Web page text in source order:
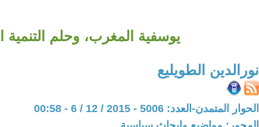
يوسفية المغرب، وحلم التنمية
نورالدين الطويليع
الحوار المتمدن-العدد: 5006 - 2015 / 12 / 6 - 00:58